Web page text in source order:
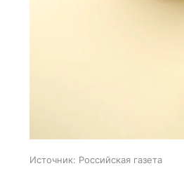
Источник: Российская газета